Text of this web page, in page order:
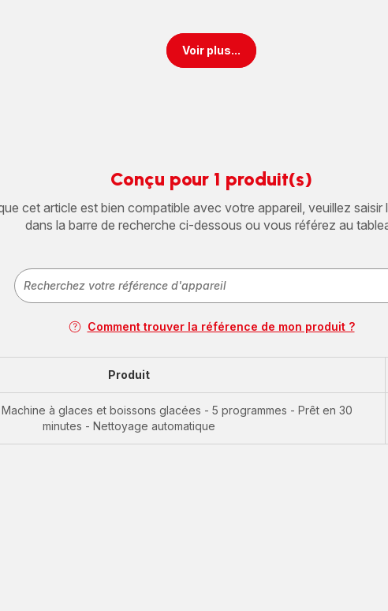
8030002687
Voir plus...
Conçu pour 1 produit(s)
cet article est bien compatible avec votre appareil, veuillez
dans la barre de recherche ci-dessous ou vous référez au
Comment trouver la référence de mon produit ?
Produit
à glaces et boissons glacées - 5 programmes - Prêt en 30
minutes - Nettoyage automatique